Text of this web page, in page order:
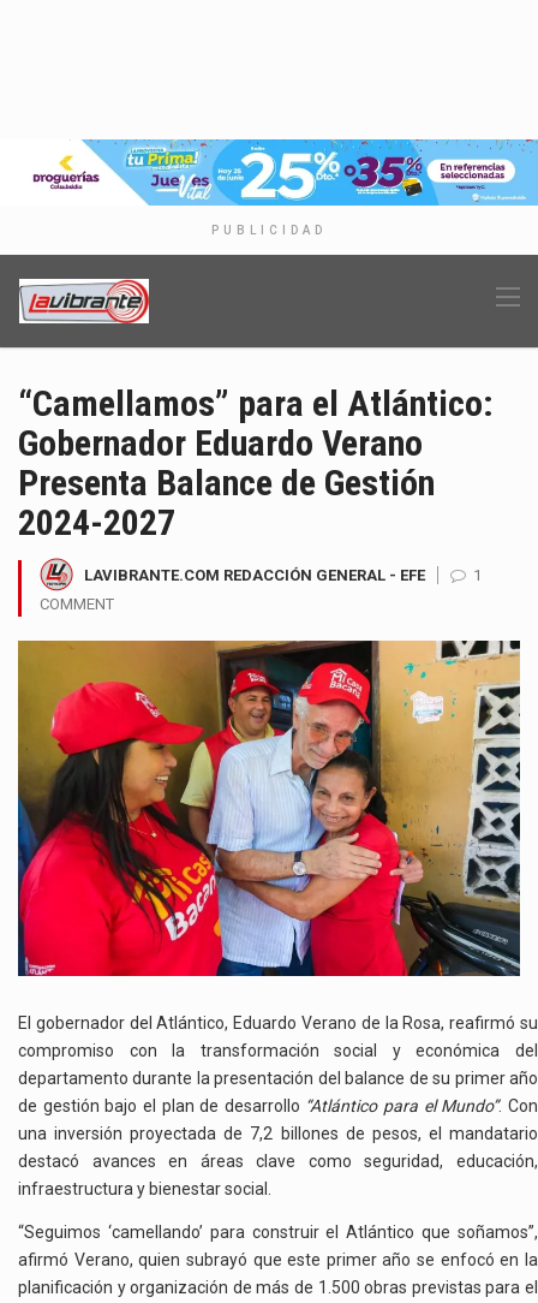
PUBLICIDAD
“Camellamos” para el Atlántico:
Gobernador Eduardo Verano
Presenta Balance de Gestión
2024-2027
LAVIBRANTE.COM REDACCIÓN GENERAL - EFE
1
COMMENT
El gobernador del Atlántico, Eduardo Verano de la Rosa, reafirmó su
compromiso con la transformación social y económica del
departamento durante la presentación del balance de su primer año
de gestión bajo el plan de desarrollo “Atlántico para el Mundo”. Con
una inversión proyectada de 7,2 billones de pesos, el mandatario
destacó avances en áreas clave como seguridad, educación,
infraestructura y bienestar social.
“Seguimos ‘camellando’ para construir el Atlántico que soñamos”,
afirmó Verano, quien subrayó que este primer año se enfocó en la
planificación y organización de más de 1.500 obras previstas para el